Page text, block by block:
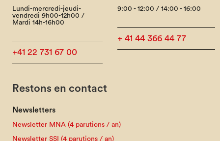
Lundi-mercredi-jeudi-
vendredi 9h00-12h00 /
Mardi 14h-16h00
+41 22 731 67 00
9:00 - 12:00 / 14:00 - 16:00
+ 41 44 366 44 77
Restons en contact
Newsletters
Newsletter MNA (4 parutions / an)
Newsletter SSI (4 parutions / an)